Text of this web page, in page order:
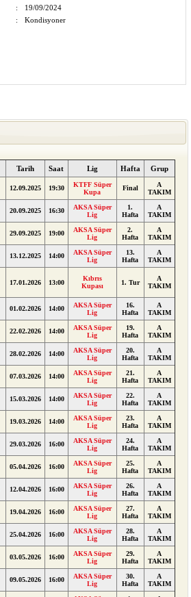
:
19/09/2024
: Kondisyoner
Tarih Saat Lig Hafta Grup
12.09.2025 19:30
KTFF Süper
Kupa
Final
A
TAKIM
20.09.2025 16:30
AKSA Süper
Lig
1.
Hafta
A
TAKIM
29.09.2025 19:00
AKSA Süper
Lig
2.
Hafta
A
TAKIM
13.12.2025 14:00
AKSA Süper
Lig
13.
Hafta
A
TAKIM
17.01.2026 13:00
Kıbrıs
Kupası
1. Tur
A
TAKIM
01.02.2026 14:00
AKSA Süper
Lig
16.
Hafta
A
TAKIM
22.02.2026 14:00
AKSA Süper
Lig
19.
Hafta
A
TAKIM
28.02.2026 14:00
AKSA Süper
Lig
20.
Hafta
A
TAKIM
07.03.2026 14:00
AKSA Süper
Lig
21.
Hafta
A
TAKIM
15.03.2026 14:00
AKSA Süper
Lig
22.
Hafta
A
TAKIM
19.03.2026 14:00
AKSA Süper
Lig
23.
Hafta
A
TAKIM
29.03.2026 16:00
AKSA Süper
Lig
24.
Hafta
A
TAKIM
05.04.2026 16:00
AKSA Süper
Lig
25.
Hafta
A
TAKIM
12.04.2026 16:00
AKSA Süper
Lig
26.
Hafta
A
TAKIM
19.04.2026 16:00
AKSA Süper
Lig
27.
Hafta
A
TAKIM
25.04.2026 16:00
AKSA Süper
Lig
28.
Hafta
A
TAKIM
03.05.2026 16:00
AKSA Süper
Lig
29.
Hafta
A
TAKIM
09.05.2026 16:00
AKSA Süper
Lig
30.
Hafta
A
TAKIM